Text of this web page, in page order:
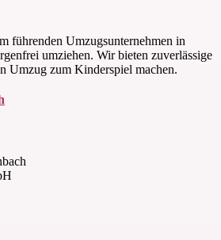
führenden Umzugsunternehmen in
umziehen. Wir bieten zuverlässige
Umzug zum Kinderspiel machen.